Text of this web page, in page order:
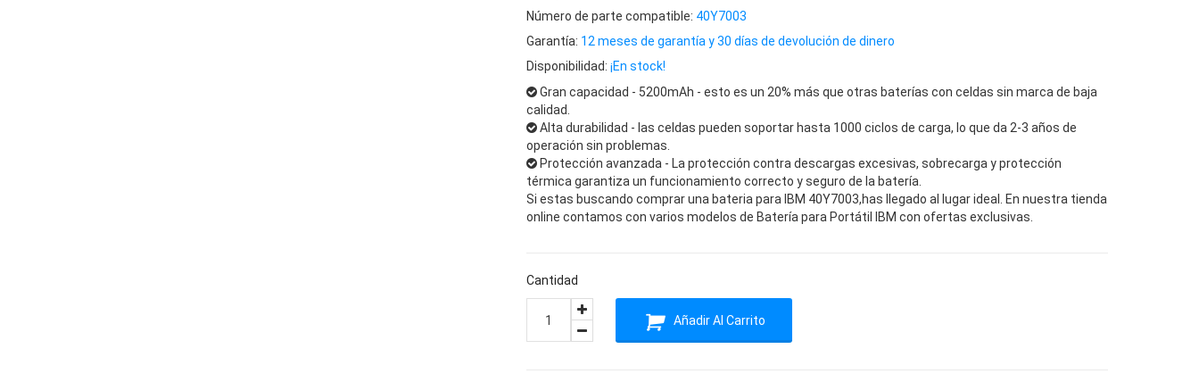
Número de parte compatible: 40Y7003
Garantía: 12 meses de garantía y 30 días de devolución de dinero
Disponibilidad: ¡En stock!
Gran capacidad - 5200mAh - esto es un 20% más que otras baterías con celdas sin marca de baja
calidad.
Alta durabilidad - las celdas pueden soportar hasta 1000 ciclos de carga, lo que da 2-3 años de
operación sin problemas.
Protección avanzada - La protección contra descargas excesivas, sobrecarga y protección
térmica garantiza un funcionamiento correcto y seguro de la batería.
Si estas buscando comprar una bateria para IBM 40Y7003,has llegado al lugar ideal. En nuestra tienda
online contamos con varios modelos de Batería para Portátil IBM con ofertas exclusivas.
Cantidad
Añadir Al Carrito